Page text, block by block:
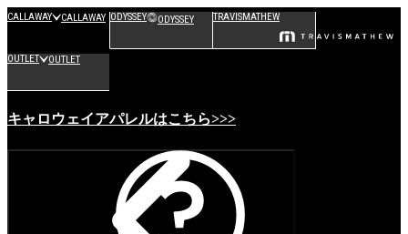
CALLAWAY CALLAWAY ODYSSEY ODYSSEY TRAVISMATHEW
OUTLET OUTLET
キャロウェイアパレルはこちら>>>